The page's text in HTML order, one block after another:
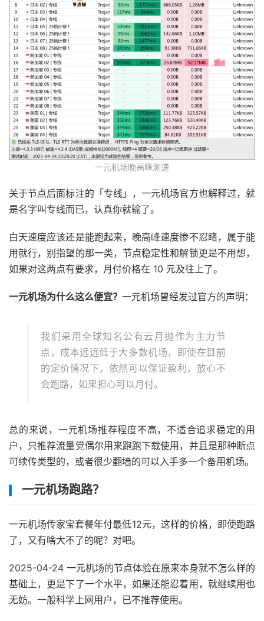
一元机场晚高峰测速
关于节点后面标注的「专线」，一元机场官方也解释过，就
是名字叫专线而已，认真你就输了。
白天速度应该还是能跑起来，晚高峰速度惨不忍睹，属于能
用就行，别指望的那一类，节点稳定性和解锁更是不用想，
如果对这两点有要求，月付价格在 10 元及往上了。
一元机场为什么这么便宜？ 一元机场曾经发过官方的声明：
我们采用全球知名公有云月抛作为主力节
点，成本远远低于大多数机场，即使在目前
的定价情况下，依然可以保证盈利，放心不
会跑路，如果担心可以月付。
总的来说，一元机场推荐程度不高，不适合追求稳定的用
户，只推荐流量党偶尔用来跑跑下载使用，并且是那种断点
可续传类型的，或者很少翻墙的可以入手多一个备用机场。
一元机场跑路？
一元机场传家宝套餐年付最低12元，这样的价格，即使跑路
了，又有啥大不了的呢？对吧。
2025-04-24 一元机场的节点体验在原来本身就不怎么样的
基础上，更是下了一个水平，如果还能忍着用，就继续用也
无妨。一般科学上网用户，已不推荐使用。